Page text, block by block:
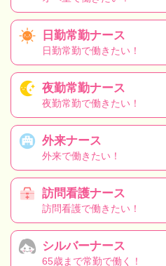
日勤常勤ナース
日勤常勤で働きたい！
夜勤常勤ナース
夜勤常勤で働きたい！
外来ナース
外来で働きたい！
訪問看護ナース
訪問看護で働きたい！
シルバーナース
65歳まで常勤で働く！